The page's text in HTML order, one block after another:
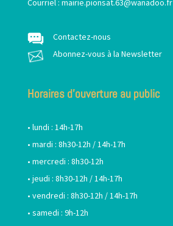
Courriel : mairie.pionsat.63@wanadoo.fr
Contactez-nous
Abonnez-vous à la Newsletter
Horaires d’ouverture au public
• lundi : 14h-17h
• mardi : 8h30-12h / 14h-17h
• mercredi : 8h30-12h
• jeudi : 8h30-12h / 14h-17h
• vendredi : 8h30-12h / 14h-17h
• samedi : 9h-12h